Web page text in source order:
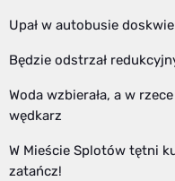
Upał w autobusie
Będzie odstrzał
Woda wzbierała, a w
wędkarz
W Mieście Splotów tętni
zatańcz!